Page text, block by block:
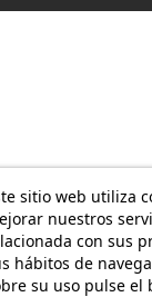
sitio web utiliza
nuestros
con sus
hábitos de
su uso pulse el
MacBook
Apple